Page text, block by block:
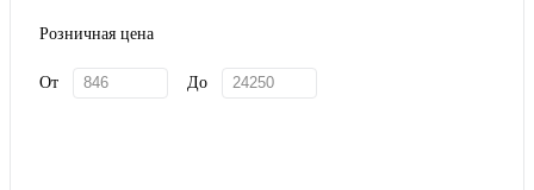
Розничная цена
От До